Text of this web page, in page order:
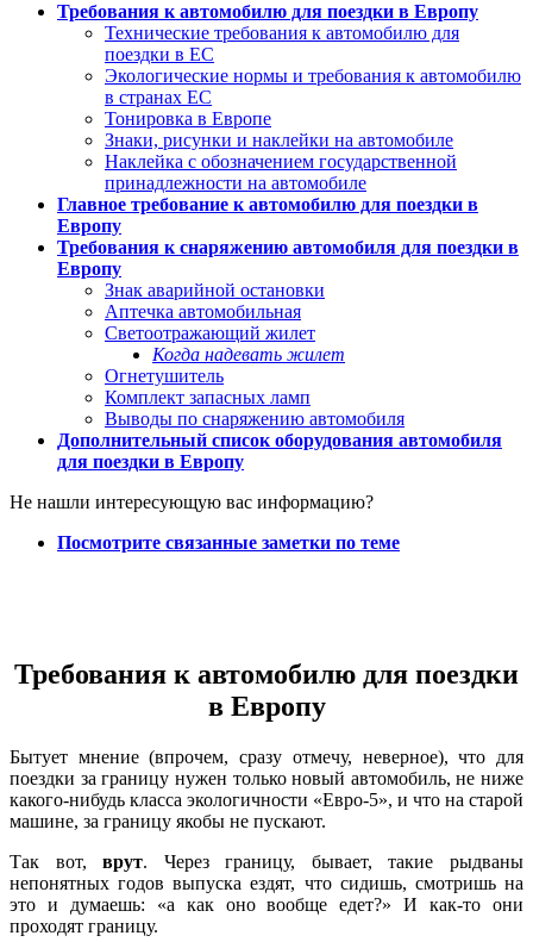
Требования к автомобилю для поездки в Европу
Технические требования к автомобилю для
поездки в ЕС
Экологические нормы и требования к автомобилю
в странах ЕС
Тонировка в Европе
Знаки, рисунки и наклейки на автомобиле
Наклейка с обозначением государственной
принадлежности на автомобиле
Главное требование к автомобилю для поездки в
Европу
Требования к снаряжению автомобиля для поездки в
Европу
Знак аварийной остановки
Аптечка автомобильная
Светоотражающий жилет
Когда надевать жилет
Огнетушитель
Комплект запасных ламп
Выводы по снаряжению автомобиля
Дополнительный список оборудования автомобиля
для поездки в Европу
Не нашли интересующую вас информацию?
Посмотрите связанные заметки по теме
Требования к автомобилю для поездки
в Европу
Бытует мнение (впрочем, сразу отмечу, неверное), что для
поездки за границу нужен только новый автомобиль, не ниже
какого-нибудь класса экологичности «Евро-5», и что на старой
машине, за границу якобы не пускают.
Так вот,врут. Через границу, бывает, такие рыдваны
непонятных годов выпуска ездят, что сидишь, смотришь на
это и думаешь: «а как оно вообще едет?» И как-то они
проходят границу.